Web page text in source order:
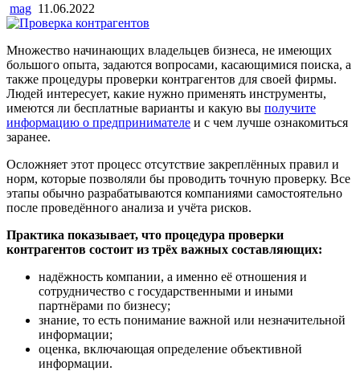
mag 11.06.2022
Множество начинающих владельцев бизнеса, не имеющих
большого опыта, задаются вопросами, касающимися поиска, а
также процедуры проверки контрагентов для своей фирмы.
Людей интересует, какие нужно применять инструменты,
имеются ли бесплатные варианты и какую вы получите
информацию о предпринимателе и с чем лучше ознакомиться
заранее.
Осложняет этот процесс отсутствие закреплённых правил и
норм, которые позволяли бы проводить точную проверку. Все
этапы обычно разрабатываются компаниями самостоятельно
после проведённого анализа и учёта рисков.
Практика показывает, что процедура проверки
контрагентов состоит из трёх важных составляющих:
надёжность компании, а именно её отношения и
сотрудничество с государственными и иными
партнёрами по бизнесу;
знание, то есть понимание важной или незначительной
информации;
оценка, включающая определение объективной
информации.